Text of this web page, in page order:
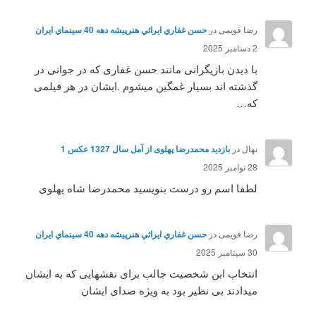
رضا قویمی در حسن غفاري ايرائي هنرپيشه دهه 40 سينماي ايران
2 دسامبر 2025
با دیدن بازیگرانی مانند حسن غفاری که در جوانی در
گذشته اند بسیار غمگین میشوم .ایشان در هر فیلمی
که…
نهال در بازدید محمدرضا پهلوی از آمل سال 1327 عکس 1
28 نوامبر 2025
لطفا اسم رو درست بنویسید محمدرضا شاه پهلوی
رضا قویمی در حسن غفاري ايرائي هنرپيشه دهه 40 سينماي ايران
30 سپتامبر 2025
انتخاب ابن شخصیت جالب برای نقشهایی که به ایشان
میدادند بی نظیر بود به ویژه صدای ایشان